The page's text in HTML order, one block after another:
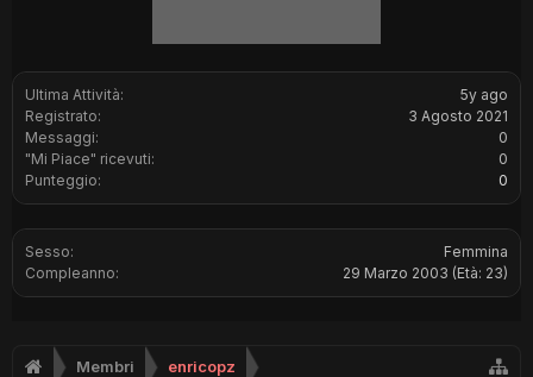
Ultima Attività:
5y ago
Registrato:
3 Agosto 2021
Messaggi:
0
"Mi Piace" ricevuti:
0
Punteggio:
0
Sesso:
Femmina
Compleanno:
29 Marzo 2003 (Età: 23)
Membri enricopz